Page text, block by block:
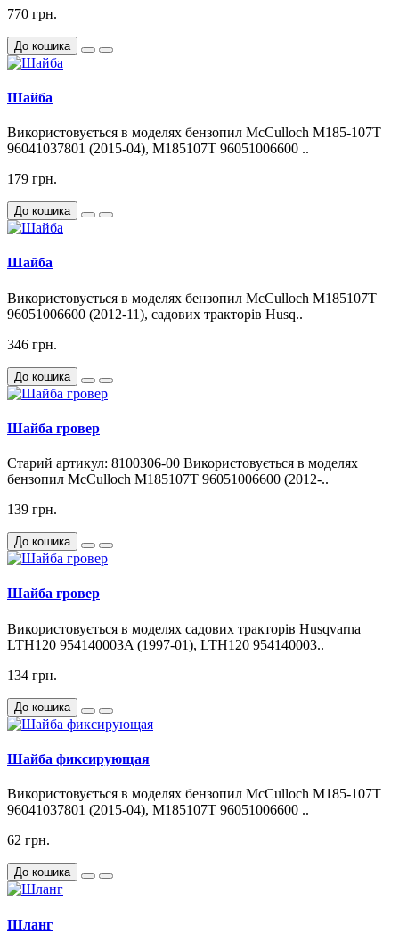
770 грн.
До кошика
Шайба
Використовується в моделях бензопил McCulloch M185-107T
96041037801 (2015-04), M185107T 96051006600 ..
179 грн.
До кошика
Шайба
Використовується в моделях бензопил McCulloch M185107T
96051006600 (2012-11), садових тракторів Husq..
346 грн.
До кошика
Шайба гровер
Старий артикул: 8100306-00 Використовується в моделях
бензопил McCulloch M185107T 96051006600 (2012-..
139 грн.
До кошика
Шайба гровер
Використовується в моделях садових тракторів Husqvarna
LTH120 954140003A (1997-01), LTH120 954140003..
134 грн.
До кошика
Шайба фиксирующая
Використовується в моделях бензопил McCulloch M185-107T
96041037801 (2015-04), M185107T 96051006600 ..
62 грн.
До кошика
Шланг